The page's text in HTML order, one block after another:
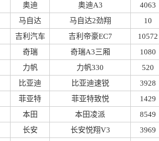
奥迪 奥迪A3 4063
马自达 马自达2劲翔 10
吉利汽车 吉利帝豪EC7 10572
奇瑞 奇瑞A3三厢 1080
力帆 力帆330 520
比亚迪 比亚迪速锐 3928
菲亚特 菲亚特致悦 1429
本田 本田凌派 8549
长安 长安悦翔V3 3969